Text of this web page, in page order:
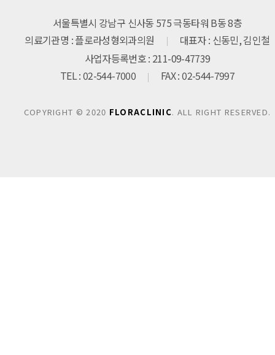
서울특별시 강남구 신사동 575 극동타워 B동 8층
의료기관명 : 플로라성형외과의원
대표자 : 신동민, 김인철
사업자등록번호 : 211-09-47739
TEL : 02-544-7000
FAX : 02-544-7997
COPYRIGHT © 2020 FLORACLINIC. ALL RIGHT RESERVED.